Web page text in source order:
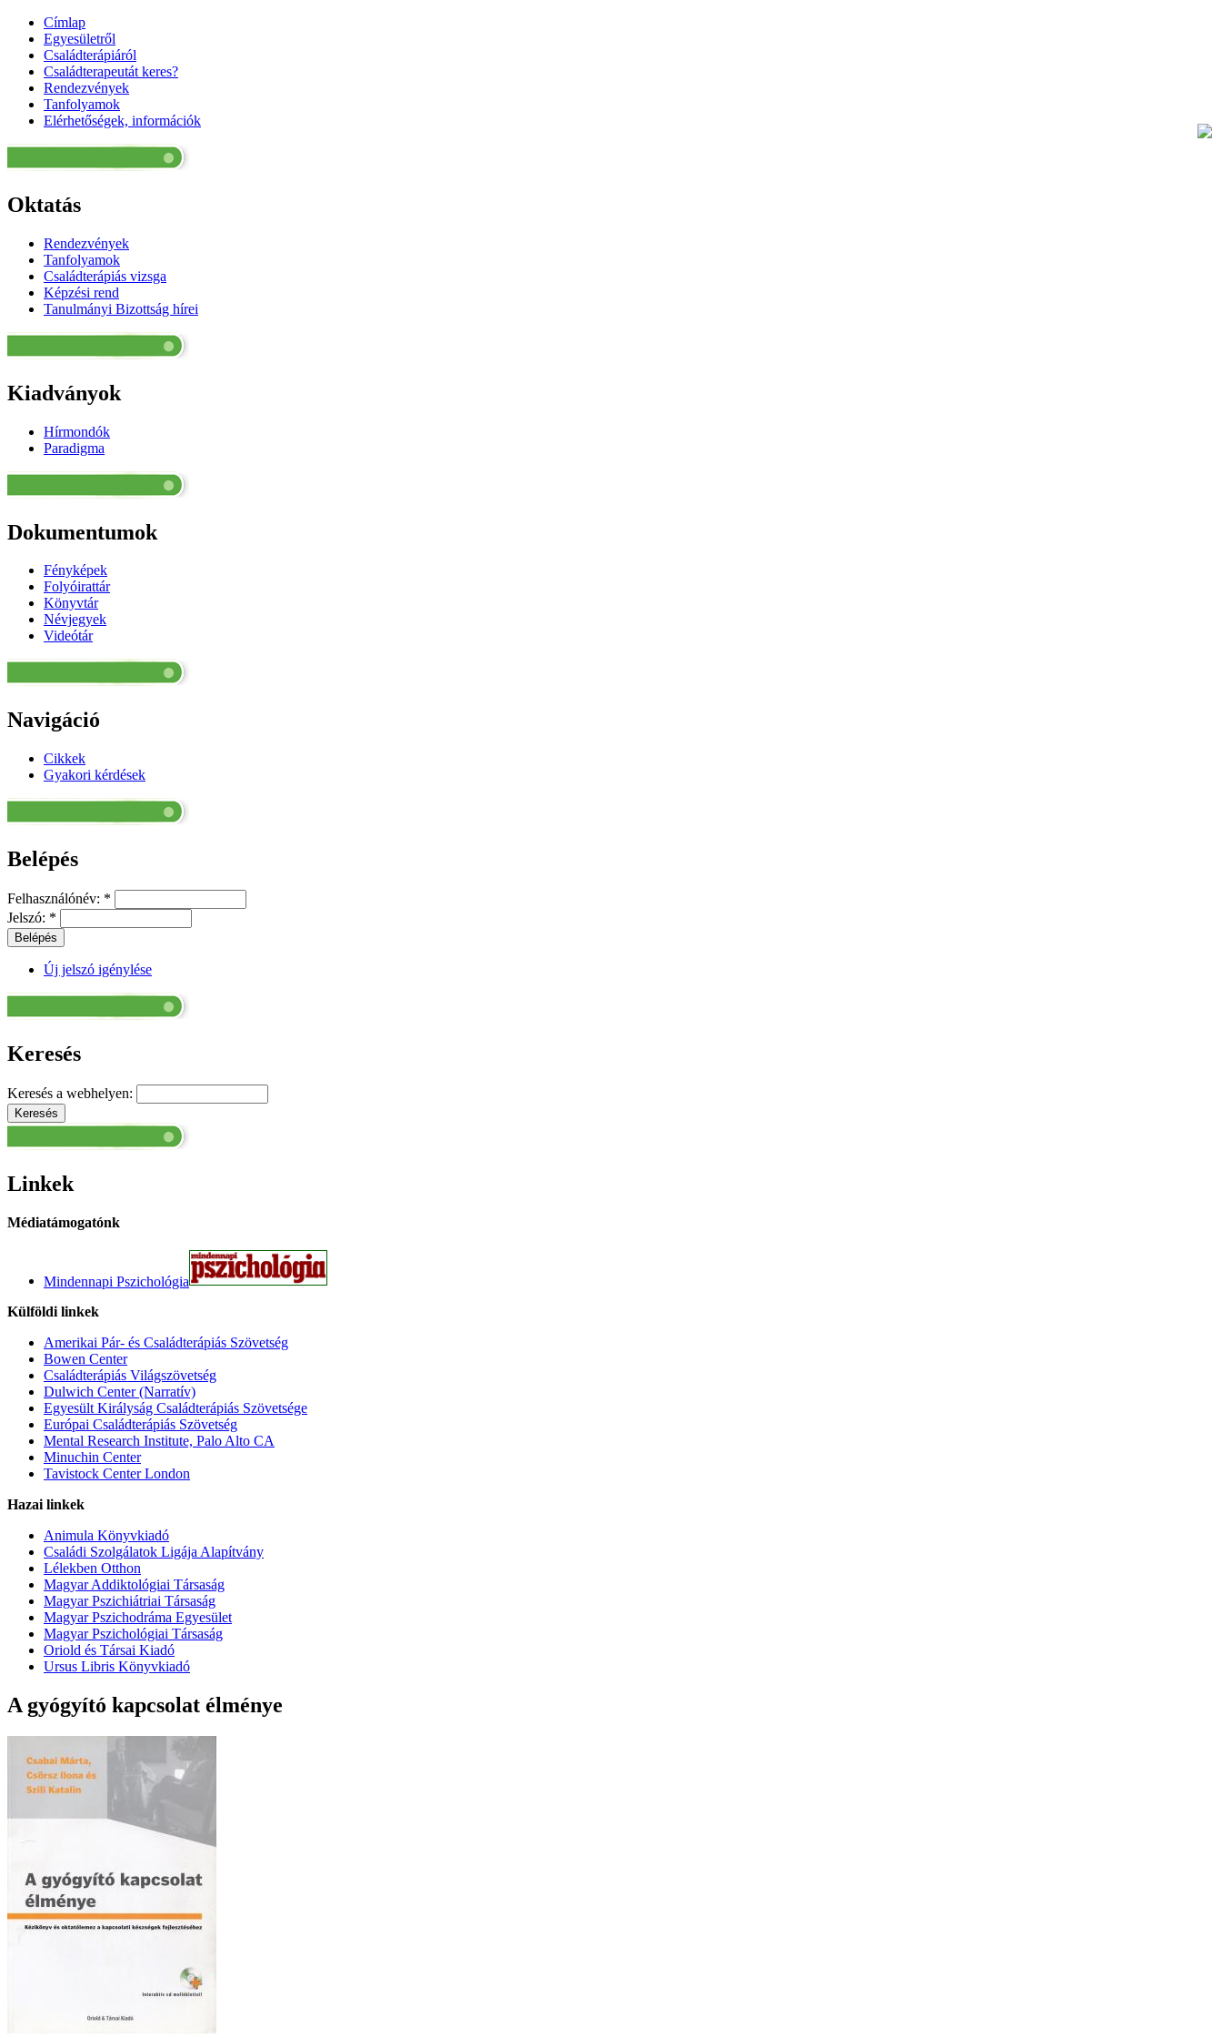
Címlap
Egyesületről
Családterápiáról
Családterapeutát keres?
Rendezvények
Tanfolyamok
Elérhetőségek, információk
Oktatás
Rendezvények
Tanfolyamok
Családterápiás vizsga
Képzési rend
Tanulmányi Bizottság hírei
Kiadványok
Hírmondók
Paradigma
Dokumentumok
Fényképek
Folyóirattár
Könyvtár
Névjegyek
Videótár
Navigáció
Cikkek
Gyakori kérdések
Belépés
Felhasználónév: *
Jelszó: *
Új jelszó igénylése
Keresés
Keresés a webhelyen:
Linkek
Médiatámogatónk
Mindennapi Pszichológia
Külföldi linkek
Amerikai Pár- és Családterápiás Szövetség
Bowen Center
Családterápiás Világszövetség
Dulwich Center (Narratív)
Egyesült Királyság Családterápiás Szövetsége
Európai Családterápiás Szövetség
Mental Research Institute, Palo Alto CA
Minuchin Center
Tavistock Center London
Hazai linkek
Animula Könyvkiadó
Családi Szolgálatok Ligája Alapítvány
Lélekben Otthon
Magyar Addiktológiai Társaság
Magyar Pszichiátriai Társaság
Magyar Pszichodráma Egyesület
Magyar Pszichológiai Társaság
Oriold és Társai Kiadó
Ursus Libris Könyvkiadó
A gyógyító kapcsolat élménye